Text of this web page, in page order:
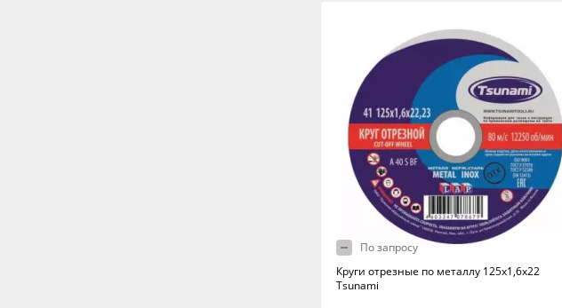
По запросу
Круги отрезные по металлу 125х1,6х22
Tsunami